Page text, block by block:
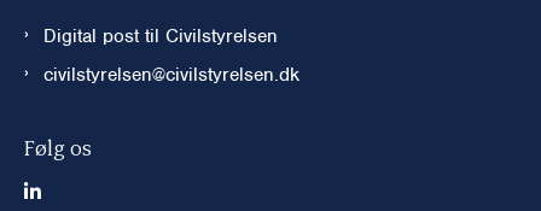
Digital post til Civilstyrelsen
civilstyrelsen@civilstyrelsen.dk
Følg os